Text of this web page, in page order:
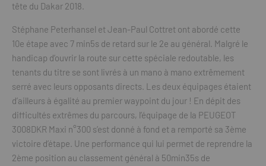
tête du Dakar 2018.
Stéphane Peterhansel et Jean-Paul Cottret ont abordé cette
10e étape avec 7 min5s de retard sur le 2e au général. Malgré le
handicap d’ouvrir la route sur cette spéciale redoutable, les
tenants du titre se sont livrés à un mano à mano extrêmement
serré avec leurs opposants directs. Les deux équipages étaient
d’ailleurs à égalité au premier waypoint du jour ! En dépit des
difficultés extrêmes du parcours, l’équipage de la PEUGEOT
3008DKR Maxi n°300 s’est donné à fond et a remporté sa 3ème
victoire d’étape. Une performance qui lui permet de reprendre la
2ème position au classement général à 50min35s de